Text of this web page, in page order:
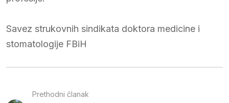
Savez strukovnih sindikata doktora medicine i
stomatologije FBiH
Prethodni članak